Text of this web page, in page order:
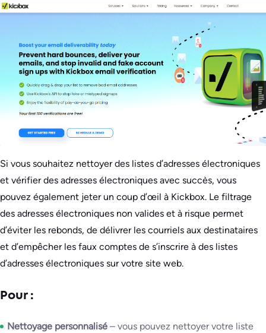
Si vous souhaitez nettoyer des listes d’adresses électroniques
et vérifier des adresses électroniques avec succès, vous
pouvez également jeter un coup d’œil à Kickbox. Le filtrage
des adresses électroniques non valides et à risque permet
d’éviter les rebonds, de délivrer les courriels aux destinataires
et d’empêcher les faux comptes de s’inscrire à des listes
d’adresses électroniques sur votre site web.
Pour :
Nettoyage personnalisé – vous pouvez nettoyer votre liste